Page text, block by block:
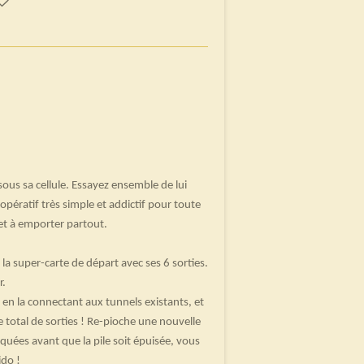
sa cellule. Essayez ensemble de lui
très simple et addictif pour toute
à emporter partout.
super-carte de départ avec ses 6 sorties.
la connectant aux tunnels existants, et
total de sorties ! Re-pioche une nouvelle
avant que la pile soit épuisée, vous
!